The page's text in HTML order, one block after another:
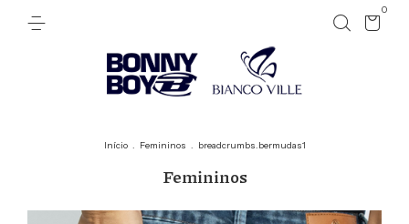
0
Início . Femininos . breadcrumbs.bermudas1
Femininos